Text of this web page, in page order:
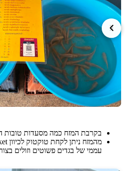
בקרבת המזח כמה מסעדות טובות
עממי של בגדים פשוטים וזולים בצורה